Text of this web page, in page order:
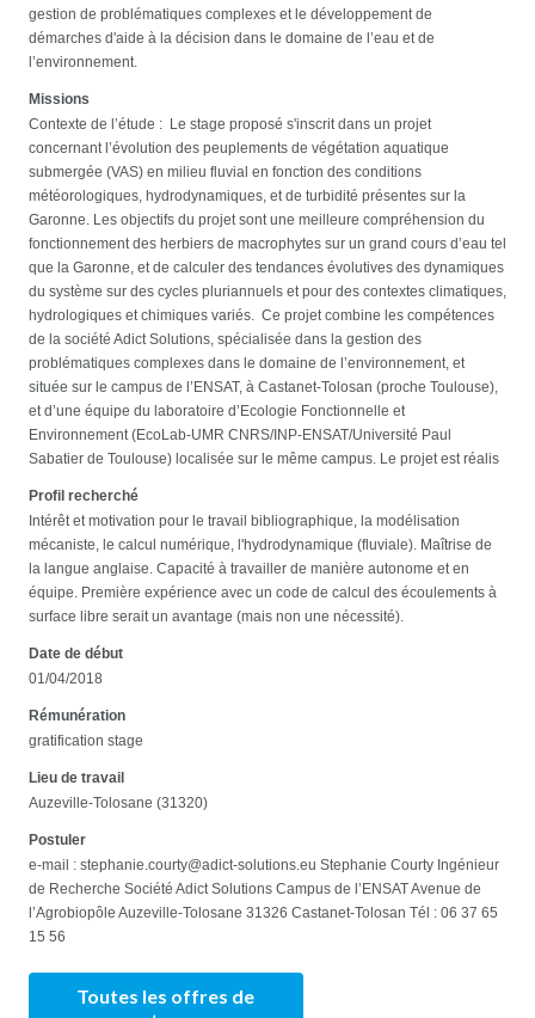
gestion de problématiques complexes et le développement de
démarches d'aide à la décision dans le domaine de l’eau et de
l’environnement.
Missions
Contexte de l’étude : Le stage proposé s'inscrit dans un projet
concernant l’évolution des peuplements de végétation aquatique
submergée (VAS) en milieu fluvial en fonction des conditions
météorologiques, hydrodynamiques, et de turbidité présentes sur la
Garonne. Les objectifs du projet sont une meilleure compréhension du
fonctionnement des herbiers de macrophytes sur un grand cours d’eau tel
que la Garonne, et de calculer des tendances évolutives des dynamiques
du système sur des cycles pluriannuels et pour des contextes climatiques,
hydrologiques et chimiques variés. Ce projet combine les compétences
de la société Adict Solutions, spécialisée dans la gestion des
problématiques complexes dans le domaine de l’environnement, et
située sur le campus de l’ENSAT, à Castanet-Tolosan (proche Toulouse),
et d’une équipe du laboratoire d’Ecologie Fonctionnelle et
Environnement (EcoLab-UMR CNRS/INP-ENSAT/Université Paul
Sabatier de Toulouse) localisée sur le même campus. Le projet est réalis
Profil recherché
Intérêt et motivation pour le travail bibliographique, la modélisation
mécaniste, le calcul numérique, l'hydrodynamique (fluviale). Maîtrise de
la langue anglaise. Capacité à travailler de manière autonome et en
équipe. Première expérience avec un code de calcul des écoulements à
surface libre serait un avantage (mais non une nécessité).
Date de début
01/04/2018
Rémunération
gratification stage
Lieu de travail
Auzeville-Tolosane (31320)
Postuler
e-mail : stephanie.courty@adict-solutions.eu Stephanie Courty Ingénieur
de Recherche Société Adict Solutions Campus de l’ENSAT Avenue de
l’Agrobiopôle Auzeville-Tolosane 31326 Castanet-Tolosan Tél : 06 37 65
15 56
Toutes les offres de